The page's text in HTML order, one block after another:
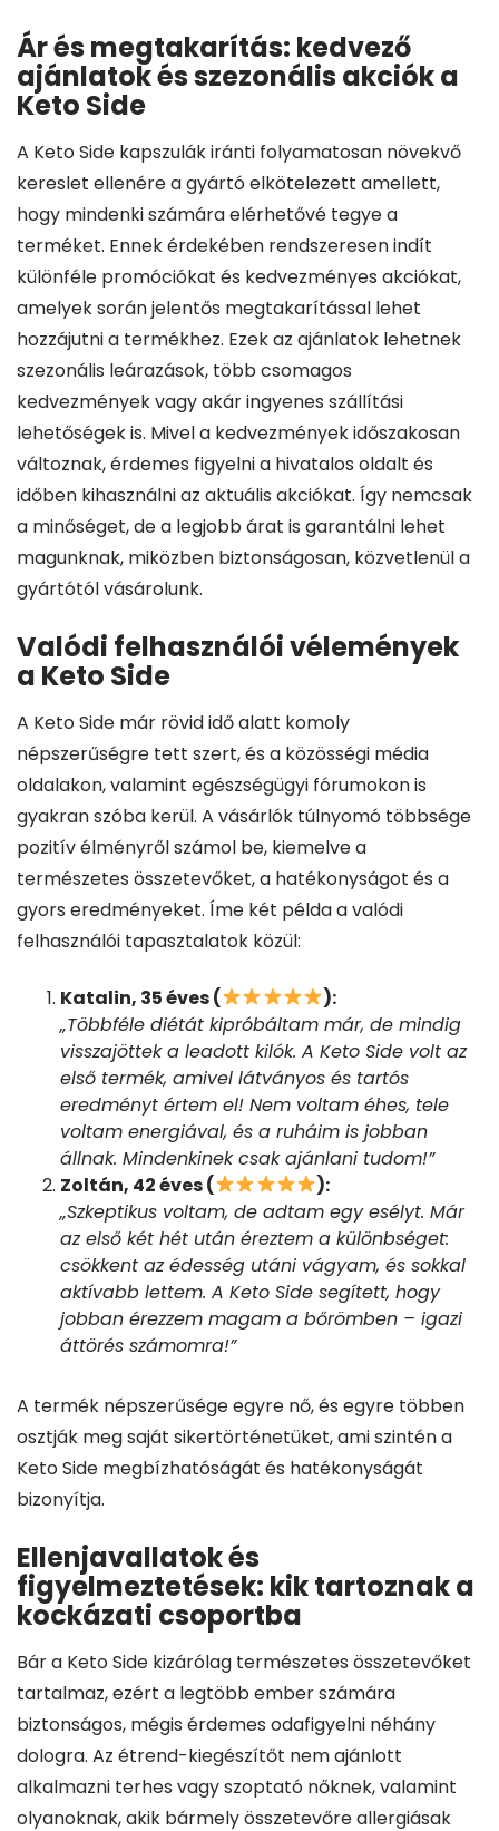
Ár és megtakarítás: kedvező
ajánlatok és szezonális akciók a
Keto Side
A Keto Side kapszulák iránti folyamatosan növekvő
kereslet ellenére a gyártó elkötelezett amellett,
hogy mindenki számára elérhetővé tegye a
terméket. Ennek érdekében rendszeresen indít
különféle promóciókat és kedvezményes akciókat,
amelyek során jelentős megtakarítással lehet
hozzájutni a termékhez. Ezek az ajánlatok lehetnek
szezonális leárazások, több csomagos
kedvezmények vagy akár ingyenes szállítási
lehetőségek is. Mivel a kedvezmények időszakosan
változnak, érdemes figyelni a hivatalos oldalt és
időben kihasználni az aktuális akciókat. Így nemcsak
a minőséget, de a legjobb árat is garantálni lehet
magunknak, miközben biztonságosan, közvetlenül a
gyártótól vásárolunk.
Valódi felhasználói vélemények
a Keto Side
A Keto Side már rövid idő alatt komoly
népszerűségre tett szert, és a közösségi média
oldalakon, valamint egészségügyi fórumokon is
gyakran szóba kerül. A vásárlók túlnyomó többsége
pozitív élményről számol be, kiemelve a
természetes összetevőket, a hatékonyságot és a
gyors eredményeket. Íme két példa a valódi
felhasználói tapasztalatok közül:
Katalin, 35 éves (
):
„Többféle diétát kipróbáltam már, de mindig
visszajöttek a leadott kilók. A Keto Side volt az
első termék, amivel látványos és tartós
eredményt értem el! Nem voltam éhes, tele
voltam energiával, és a ruháim is jobban
állnak. Mindenkinek csak ajánlani tudom!”
Zoltán, 42 éves (
):
„Szkeptikus voltam, de adtam egy esélyt. Már
az első két hét után éreztem a különbséget:
csökkent az édesség utáni vágyam, és sokkal
aktívabb lettem. A Keto Side segített, hogy
jobban érezzem magam a bőrömben – igazi
áttörés számomra!”
A termék népszerűsége egyre nő, és egyre többen
osztják meg saját sikertörténetüket, ami szintén a
Keto Side megbízhatóságát és hatékonyságát
bizonyítja.
Ellenjavallatok és
figyelmeztetések: kik tartoznak a
kockázati csoportba
Bár a Keto Side kizárólag természetes összetevőket
tartalmaz, ezért a legtöbb ember számára
biztonságos, mégis érdemes odafigyelni néhány
dologra. Az étrend-kiegészítőt nem ajánlott
alkalmazni terhes vagy szoptató nőknek, valamint
olyanoknak, akik bármely összetevőre allergiásak